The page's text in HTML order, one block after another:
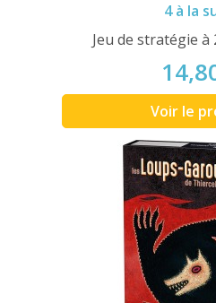
4 à la
Jeu de stratégie à
Voir le